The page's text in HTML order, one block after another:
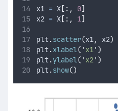
x1 = X[:, 0]
x2 = X[:, 1]
plt.scatter(x1, x2)
plt.xlabel( ' x1' )
plt.ylabel( ' x2' )
plt.show()